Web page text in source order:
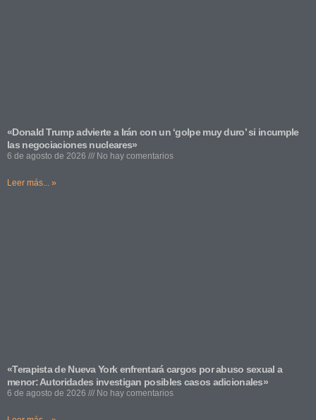
«Donald Trump advierte a Irán con un ‘golpe muy duro’ si incumple
las negociaciones nucleares»
6 de agosto de 2026 No hay comentarios
Leer más... »
«Terapista de Nueva York enfrentará cargos por abuso sexual a
menor: Autoridades investigan posibles casos adicionales»
6 de agosto de 2026 No hay comentarios